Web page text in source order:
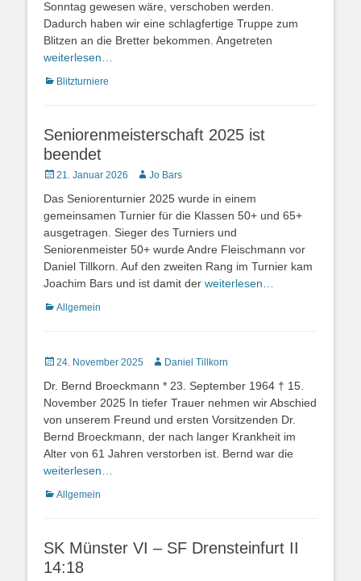
Sonntag gewesen wäre, verschoben werden.
Dadurch haben wir eine schlagfertige Truppe zum
Blitzen an die Bretter bekommen. Angetreten
weiterlesen…
Kategorien
Blitzturniere
Seniorenmeisterschaft 2025 ist
beendet
Veröffentlicht
21. Januar 2026 AutorJo Bars
Das Seniorenturnier 2025 wurde in einem
gemeinsamen Turnier für die Klassen 50+ und 65+
ausgetragen. Sieger des Turniers und
Seniorenmeister 50+ wurde Andre Fleischmann vor
Daniel Tillkorn. Auf den zweiten Rang im Turnier kam
Joachim Bars und ist damit der weiterlesen…
Kategorien
Allgemein
Veröffentlicht
24. November 2025 AutorDaniel Tillkorn
Dr. Bernd Broeckmann * 23. September 1964 † 15.
November 2025 In tiefer Trauer nehmen wir Abschied
von unserem Freund und ersten Vorsitzenden Dr.
Bernd Broeckmann, der nach langer Krankheit im
Alter von 61 Jahren verstorben ist. Bernd war die
weiterlesen…
Kategorien
Allgemein
SK Münster VI – SF Drensteinfurt II
14:18